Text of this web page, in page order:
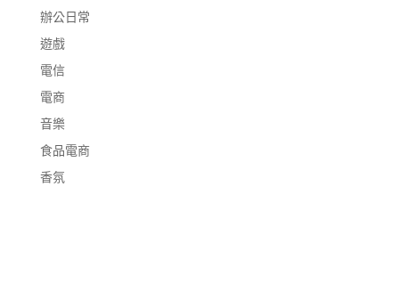
辦公日常
遊戲
電信
電商
音樂
食品電商
香氛